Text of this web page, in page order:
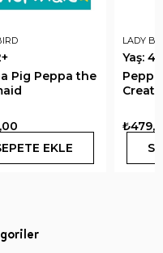
Pig Peppa the
EKLE
LADY
Yaş: 4+